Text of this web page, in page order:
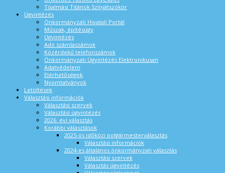
Tóalmási Titánok Színjátszókör
Ügyintézés
Önkormányzati Hivatali Portál
Műszak, építésügy
Ügyintézés
Adó számlaszámok
Közérdekű telefonszámok
Önkormányzati Ügyintézés Elektronikusan
Adatvédelem
Elérhetőségek
Nyomtatványok
Letöltések
Választási információk
Választási szervek
Választási ügyintézés
2026. évi választás
Korábbi választások
2025-ös időközi polgármesterválasztás
Választási információk
2024-es általános önkormányzati választás
Választási szervek
Választás ügyintézés